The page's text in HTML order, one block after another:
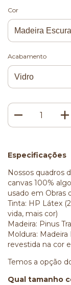
Cor
Acabamento
Especificações
Nossos quadros
canvas 100%
usado em Obras
Tinta: HP Látex
vida, mais cor)
Madeira: Pinus
Moldura:
revestida na cor
Temos a opção
Qual tamanho